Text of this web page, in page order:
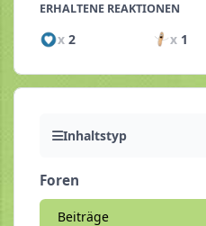
ERHALTENE REAKTIONEN
x 2 x1
Inhaltstyp
Foren
Beiträge